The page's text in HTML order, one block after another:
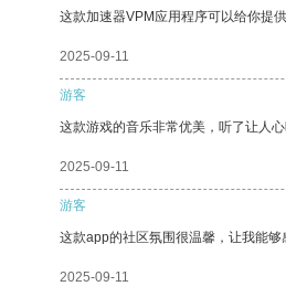
这款加速器VPM应用程序可以给你提
2025-09-11
游客
这款游戏的音乐非常优美，听了让人心
2025-09-11
游客
这款app的社区氛围很温馨，让我能够
2025-09-11